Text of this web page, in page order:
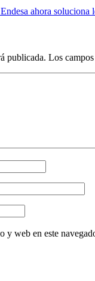
ahora
publicada. Los
y web en este